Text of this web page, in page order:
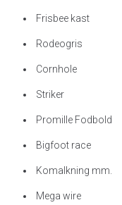
Frisbee kast
Rodeogris
Cornhole
Striker
Promille Fodbold
Bigfoot race
Komalkning mm.
Mega wire